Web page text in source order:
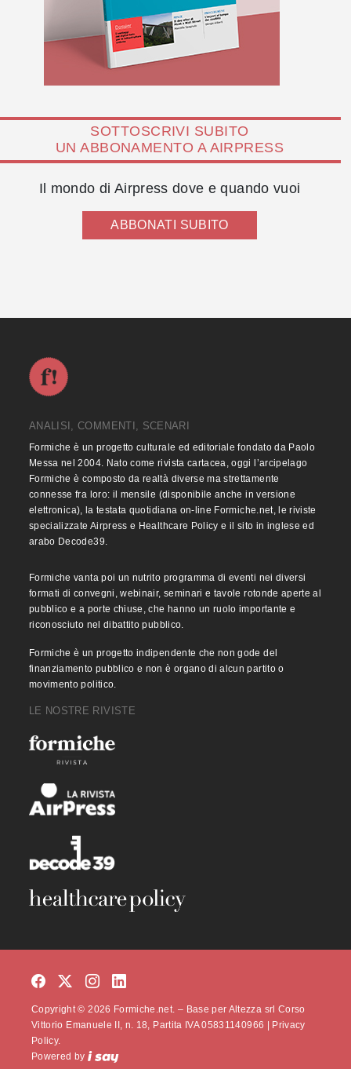
SOTTOSCRIVI SUBITO
UN ABBONAMENTO A AIRPRESS
Il mondo di Airpress dove e quando vuoi
ABBONATI SUBITO
ANALISI, COMMENTI, SCENARI
Formiche è un progetto culturale ed editoriale fondato da Paolo
Messa nel 2004. Nato come rivista cartacea, oggi l’arcipelago
Formiche è composto da realtà diverse ma strettamente
connesse fra loro: il mensile (disponibile anche in versione
elettronica), la testata quotidiana on-line Formiche.net, le riviste
specializzate Airpress e Healthcare Policy e il sito in inglese ed
arabo Decode39.
Formiche vanta poi un nutrito programma di eventi nei diversi
formati di convegni, webinair, seminari e tavole rotonde aperte al
pubblico e a porte chiuse, che hanno un ruolo importante e
riconosciuto nel dibattito pubblico.
Formiche è un progetto indipendente che non gode del
finanziamento pubblico e non è organo di alcun partito o
movimento politico.
LE NOSTRE RIVISTE
Copyright © 2026 Formiche.net. – Base per Altezza srl Corso
Vittorio Emanuele II, n. 18, Partita IVA 05831140966 | Privacy
Policy.
Powered by